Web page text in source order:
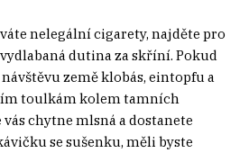
nelegální cigarety, najděte pro
dutina za skříní. Pokud
země klobás, eintopfu a
toulkám kolem tamních
chytne mlsná a dostanete
se sušenku, měli byste